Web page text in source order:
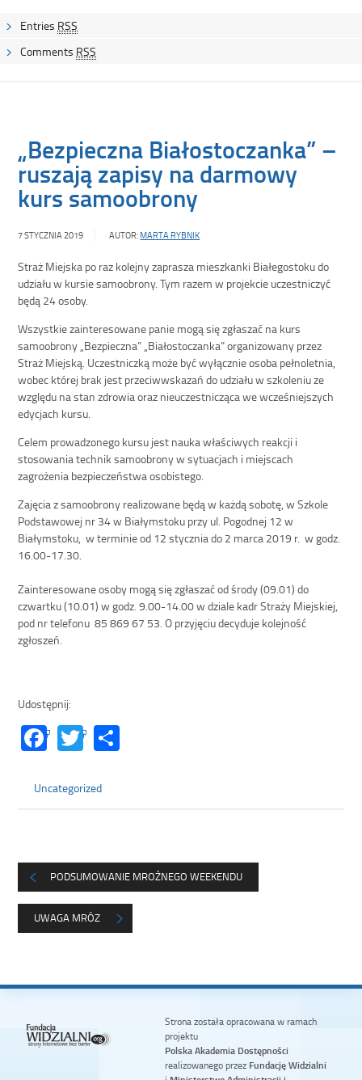
Entries RSS
Comments RSS
„Bezpieczna Białostoczanka” –
ruszają zapisy na darmowy
kurs samoobrony
7 STYCZNIA 2019 AUTOR: MARTA RYBNIK
Straż Miejska po raz kolejny zaprasza mieszkanki Białegostoku do
udziału w kursie samoobrony. Tym razem w projekcie uczestniczyć
będą 24 osoby.
Wszystkie zainteresowane panie mogą się zgłaszać na kurs
samoobrony „Bezpieczna” „Białostoczanka” organizowany przez
Straż Miejską. Uczestniczką może być wyłącznie osoba pełnoletnia,
wobec której brak jest przeciwwskazań do udziału w szkoleniu ze
względu na stan zdrowia oraz nieuczestnicząca we wcześniejszych
edycjach kursu.
Celem prowadzonego kursu jest nauka właściwych reakcji i
stosowania technik samoobrony w sytuacjach i miejscach
zagrożenia bezpieczeństwa osobistego.
Zajęcia z samoobrony realizowane będą w każdą sobotę, w Szkole
Podstawowej nr 34 w Białymstoku przy ul. Pogodnej 12 w
Białymstoku, w terminie od 12 stycznia do 2 marca 2019 r. w godz.
16.00-17.30.
Zainteresowane osoby mogą się zgłaszać od środy (09.01) do
czwartku (10.01) w godz. 9.00-14.00 w dziale kadr Straży Miejskiej,
pod nr telefonu 85 869 67 53. O przyjęciu decyduje kolejność
zgłoszeń.
Udostępnij:
Facebook
Twitter
Uncategorized
PODSUMOWANIE MROŹNEGO WEEKENDU
UWAGA MRÓZ
Strona została opracowana w ramach
projektu
Polska Akademia Dostępności
realizowanego przez Fundację Widzialni